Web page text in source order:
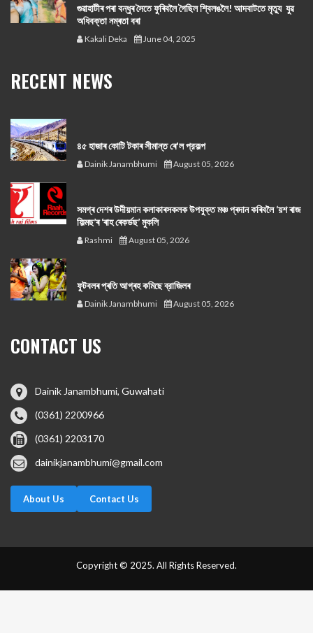
গুৱাহাটীৰ পৰা বন্ধুৰ সৈতে ফুৰিবলৈ গৈছিল শ্বিলঙলৈ! আদবাটতে মৃত্যু যুৱ
অধিবক্তা নম্ৰতা বৰা
Kakali Deka June 04, 2025
RECENT NEWS
৪৫ হাজাৰ কোটি টকাৰ সীমান্ত ৰে'ল প্রকল্প
Dainik Janambhumi August 05, 2026
সমগ্ৰ দেশৰ উদীয়মান কলাকাৰসকলক উপযুক্ত মঞ্চ প্ৰদান কৰিবলৈ ‘য়শ ৰাজ
ফিল্মছ’ৰ ‘ৰাহ ৰেকৰ্ডছ’ মুকলি
Rashmi August 05, 2026
ফুটবলৰ প্ৰতি আগ্ৰহ কমিছে ব্রাজিলৰ
Dainik Janambhumi August 05, 2026
CONTACT US
Dainik Janambhumi, Guwahati
(0361) 2200966
(0361) 2203170
dainikjanambhumi@gmail.com
About Us Contact Us
Copyright © 2025. All Rights Reserved.